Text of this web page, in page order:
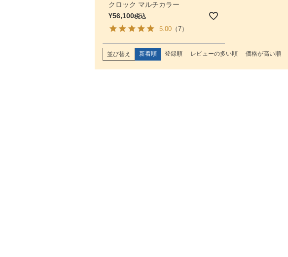
クロック マルチカラー
¥56,100税込
5.00（7）
並び替え 新着順 登録順 レビューの多い順 価格が高い順